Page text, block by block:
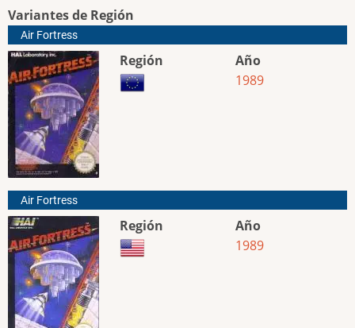
Variantes de Región
Air Fortress
Región
Año
1989
Air Fortress
Región
Año
1989